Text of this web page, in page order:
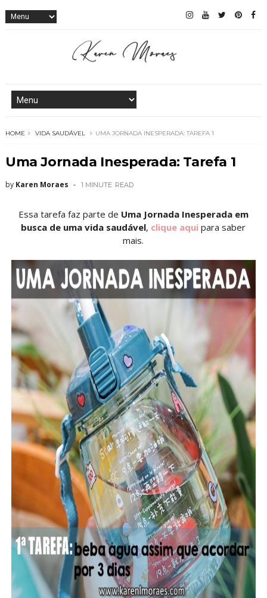
HOME VIDA SAUDÁVEL UMA JORNADA INESPERADA: TAREFA 1
Uma Jornada Inesperada: Tarefa 1
by Karen Moraes 1 MINUTE READ
Essa tarefa faz parte de Uma Jornada Inesperada em
busca de uma vida saudável, clique aqui para saber
mais.